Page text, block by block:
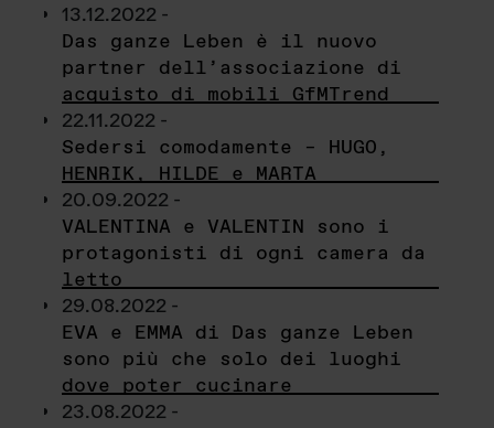
13.12.2022 -
Das ganze Leben è il nuovo
partner dell’associazione di
acquisto di mobili GfMTrend
22.11.2022 -
Sedersi comodamente – HUGO,
HENRIK, HILDE e MARTA
20.09.2022 -
VALENTINA e VALENTIN sono i
protagonisti di ogni camera da
letto
29.08.2022 -
EVA e EMMA di Das ganze Leben
sono più che solo dei luoghi
dove poter cucinare
23.08.2022 -